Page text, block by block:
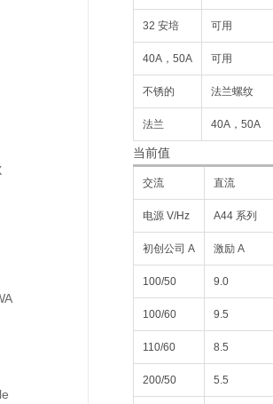
32 安培 可用
40A，50A 可用
不锈的 法兰螺纹
法兰 40A，50A
当前值
交流 直流
电源 V/Hz A44 系列
初创公司 A 激励 A
100/50 9.0
100/60 9.5
110/60 8.5
200/50 5.5